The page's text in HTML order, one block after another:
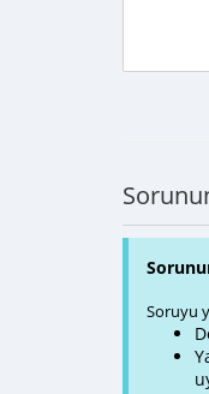
Soruyu